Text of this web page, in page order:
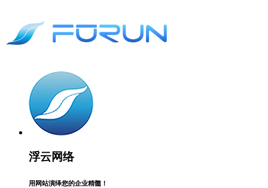
浮云网络
用网站演绎您的企业精髓！